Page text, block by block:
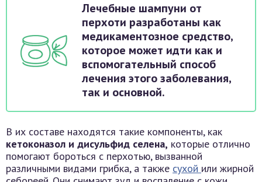
Лечебные шампуни от
перхоти разработаны как
медикаментозное средство,
которое может идти как и
вспомогательный способ
лечения этого заболевания,
так и основной.
В их составе находятся такие компоненты, как
кетоконазол и дисульфид селена, которые отлично
помогают бороться с перхотью, вызванной
различными видами грибка, а также сухой или жирной